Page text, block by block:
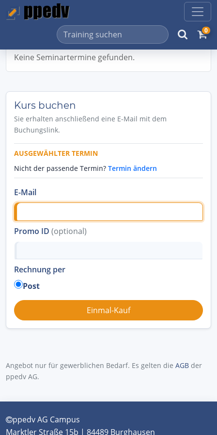
0
Keine Seminartermine gefunden.
Kurs buchen
Sie erhalten anschließend eine E-Mail mit dem
Buchungslink.
AUSGEWÄHLTER TERMIN
Nicht der passende Termin? Termin ändern
E-Mail
Promo ID (optional)
Rechnung per
Post
Angebot nur für gewerblichen Bedarf. Es gelten die AGB der
ppedv AG.
ppedv AG Campus
Marktler Straße 15b | 84489 Burghausen